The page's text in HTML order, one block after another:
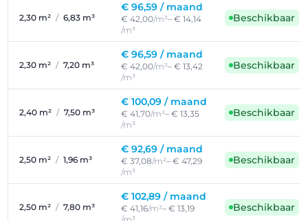
2,30 m² / 6,83 m³
€ 96,59 / maand
€ 42,00/m²– € 14,14
/m³
Beschikbaar
2,30 m² / 7,20 m³
€ 96,59 / maand
€ 42,00/m²– € 13,42
/m³
Beschikbaar
2,40 m² / 7,50 m³
€ 100,09 / maand
€ 41,70/m²– € 13,35
/m³
Beschikbaar
2,50 m² / 1,96 m³
€ 92,69 / maand
€ 37,08/m²– € 47,29
/m³
Beschikbaar
2,50 m² / 7,80 m³
€ 102,89 / maand
€ 41,16/m²– € 13,19
Beschikbaar